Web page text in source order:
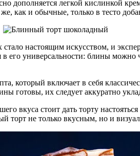
дополняется легкой кислинкой
как и обычные, только в тесто
настоящим искусством, и
его универсальности: блины
который включает в себя
готовы, их следует аккуратно
вкуса стоит дать торту
торт не только вкусным, но и